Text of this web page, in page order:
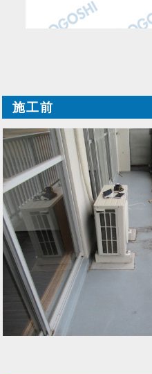
施工前